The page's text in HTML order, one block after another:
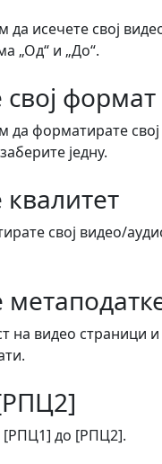
да исечете свој
„Од“ и „До“.
формат
да форматирате
једну.
свој видео/
на видео страници
до [РПЦ2].